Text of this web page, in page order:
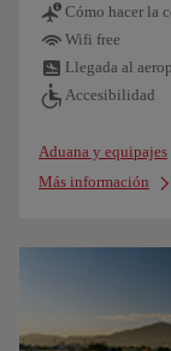
Cómo hacer la
Wifi free
Llegada al
Accesibilidad
Aduana y equipajes
Más información